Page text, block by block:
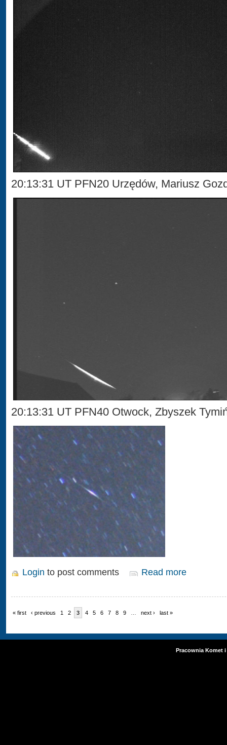
20:13:31 UT PFN20 Urzędów, Mariusz
20:13:31 UT PFN40 Otwock, Zbyszek
Login to post comments Read more
« first ‹ previous 1 2 3 4 5 6 7 8 9 next › last »
Pracownia Komet